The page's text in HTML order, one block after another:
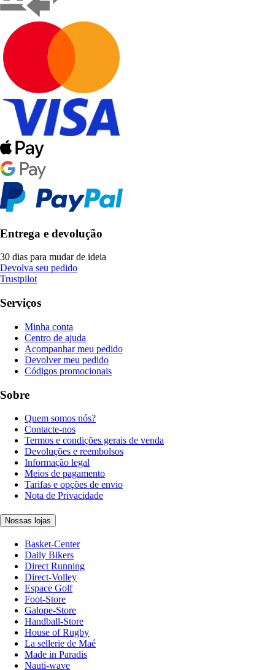
Entrega e devolução
30 dias para mudar de ideia
Devolva seu pedido
Trustpilot
Serviços
Minha conta
Centro de ajuda
Acompanhar meu pedido
Devolver meu pedido
Códigos promocionais
Sobre
Quem somos nós?
Contacte-nos
Termos e condições gerais de venda
Devoluções e reembolsos
Informação legal
Meios de pagamento
Tarifas e opções de envio
Nota de Privacidade
Nossas lojas
Basket-Center
Daily Bikers
Direct Running
Direct-Volley
Espace Golf
Foot-Store
Galope-Store
Handball-Store
House of Rugby
La sellerie de Maé
Made in Paradis
Nauti-wave